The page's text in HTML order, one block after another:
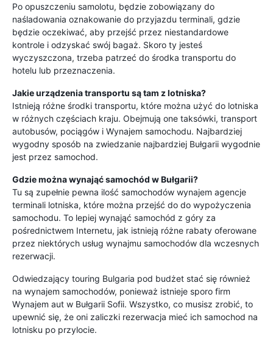
Po opuszczeniu samolotu, będzie zobowiązany do
naśladowania oznakowanie do przyjazdu terminali, gdzie
będzie oczekiwać, aby przejść przez niestandardowe
kontrole i odzyskać swój bagaż. Skoro ty jesteś
wyczyszczona, trzeba patrzeć do środka transportu do
hotelu lub przeznaczenia.
Jakie urządzenia transportu są tam z lotniska?
Istnieją różne środki transportu, które można użyć do lotniska
w różnych częściach kraju. Obejmują one taksówki, transport
autobusów, pociągów i Wynajem samochodu. Najbardziej
wygodny sposób na zwiedzanie najbardziej Bułgarii wygodnie
jest przez samochod.
Gdzie można wynająć samochód w Bułgarii?
Tu są zupełnie pewna ilość samochodów wynajem agencje
terminali lotniska, które można przejść do do wypożyczenia
samochodu. To lepiej wynająć samochód z góry za
pośrednictwem Internetu, jak istnieją różne rabaty oferowane
przez niektórych usług wynajmu samochodów dla wczesnych
rezerwacji.
Odwiedzający touring Bulgaria pod budżet stać się również
na wynajem samochodów, ponieważ istnieje sporo firm
Wynajem aut w Bułgarii Sofii. Wszystko, co musisz zrobić, to
upewnić się, że oni zaliczki rezerwacja mieć ich samochod na
lotnisku po przylocie.